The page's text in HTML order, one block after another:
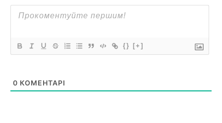
{} [+]
0 КОМЕНТАРІ